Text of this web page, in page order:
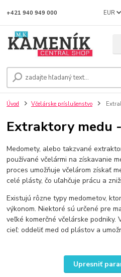
EUR
+421 940 949 000
Úvod Včelárske príslušenstvo
Extraktory medu
Medomety, alebo takzvané
používané včelármi na získavanie
proces umožňuje včelárom získať
celé plásty, čo uľahčuje prácu a
Existujú rôzne typy medometov,
výkonom. Niektoré sú určené pre
veľké komerčné včelárske podniky.
cieľ: oddeliť med od plástov a
Upresniť